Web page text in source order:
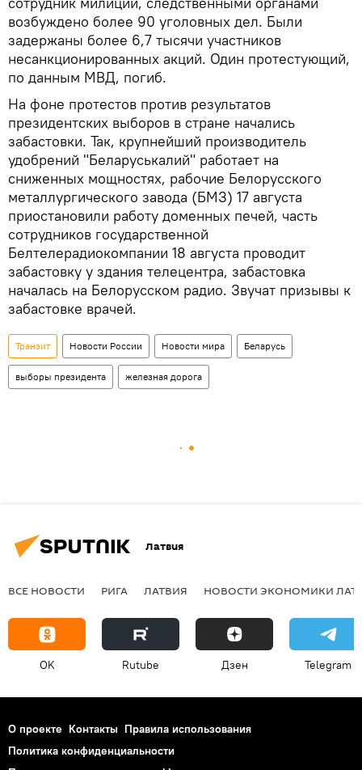
возбуждено более 90 уголовных дел. Были
задержаны более 6,7 тысячи участников
несанкционированных акций. Один протестующий,
по данным МВД, погиб.
На фоне протестов против результатов
президентских выборов в стране начались
забастовки. Так, крупнейший производитель
удобрений "Беларуськалий" работает на
сниженных мощностях, рабочие Белорусского
металлургического завода (БМЗ) 17 августа
приостановили работу доменных печей, часть
сотрудников государственной
Белтелерадиокомпании 18 августа проводит
забастовку у здания телецентра, забастовка
началась на Белорусском радио. Звучат призывы к
забастовке врачей.
Транзит Новости России Новости мира Беларусь
выборы президента железная дорога
Латвия
ВСЕ НОВОСТИ РИГА ЛАТВИЯ НОВОСТИ ЭКОНОМИКИ
OK Rutube Дзен Telegram
О проекте Контакты Правила использования
Политика конфиденциальности